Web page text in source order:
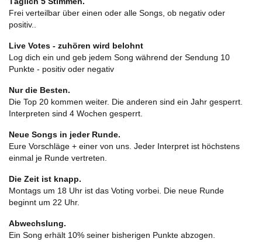
Frei verteilbar über einen oder alle Songs, ob negativ oder
positiv..
Live Votes - zuhören wird belohnt
Log dich ein und geb jedem Song während der Sendung 10
Punkte - positiv oder negativ
Nur die Besten.
Die Top 20 kommen weiter. Die anderen sind ein Jahr gesperrt.
Interpreten sind 4 Wochen gesperrt.
Neue Songs in jeder Runde.
Eure Vorschläge + einer von uns. Jeder Interpret ist höchstens
einmal je Runde vertreten.
Die Zeit ist knapp.
Montags um 18 Uhr ist das Voting vorbei. Die neue Runde
beginnt um 22 Uhr.
Abwechslung.
Ein Song erhält 10% seiner bisherigen Punkte abzogen.